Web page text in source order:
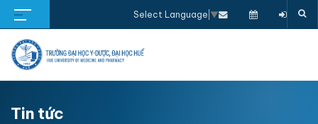
Select Language ▼
Tin tức